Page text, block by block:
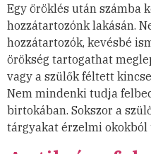
Egy öröklés után számba
hozzátartozónk lakásán.
hozzátartozók, kevésbé
örökség tartogathat
vagy a szülők féltett
Nem mindenki tudja
birtokában. Sokszor a
tárgyakat érzelmi